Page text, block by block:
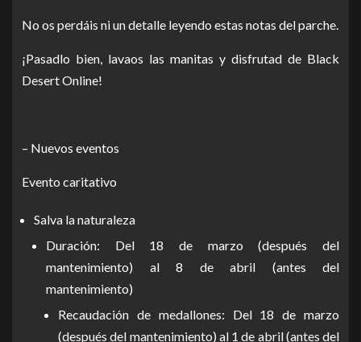
No os perdáis ni un detalle leyendo estas notas del parche.
¡Pasadlo bien, lavaos las manitas y disfrutad de Black
Desert Online!
– Nuevos eventos
Evento caritativo
Salva la naturaleza
Duración: Del 18 de marzo (después del
mantenimiento) al 8 de abril (antes del
mantenimiento)
Recaudación de medallones: Del 18 de marzo
(después del mantenimiento) al 1 de abril (antes del